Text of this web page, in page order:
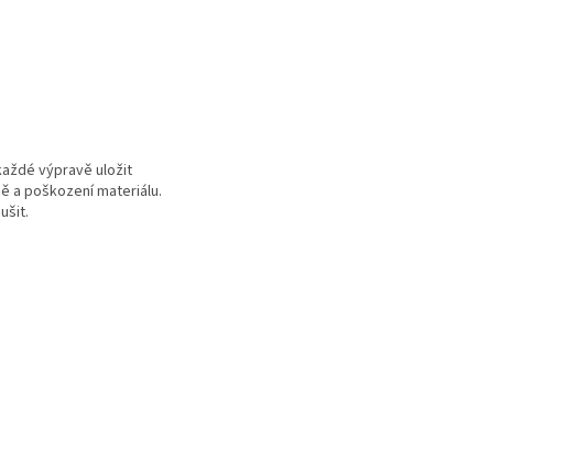
výpravě uložit
a poškození materiálu.